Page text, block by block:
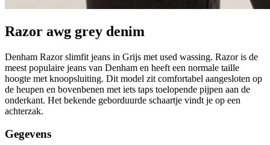
Razor awg grey denim
Denham Razor slimfit jeans in Grijs met used wassing. Razor is de
meest populaire jeans van Denham en heeft een normale taille
hoogte met knoopsluiting. Dit model zit comfortabel aangesloten op
de heupen en bovenbenen met iets taps toelopende pijpen aan de
onderkant. Het bekende geborduurde schaartje vindt je op een
achterzak.
Gegevens